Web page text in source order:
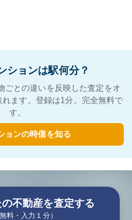
ションは駅何分？
ごとの違いを反映した査定をオ
ます。登録は1分。完全無料で
す。
ョンの時価を知る
不動産を査定する
料・入力１分）